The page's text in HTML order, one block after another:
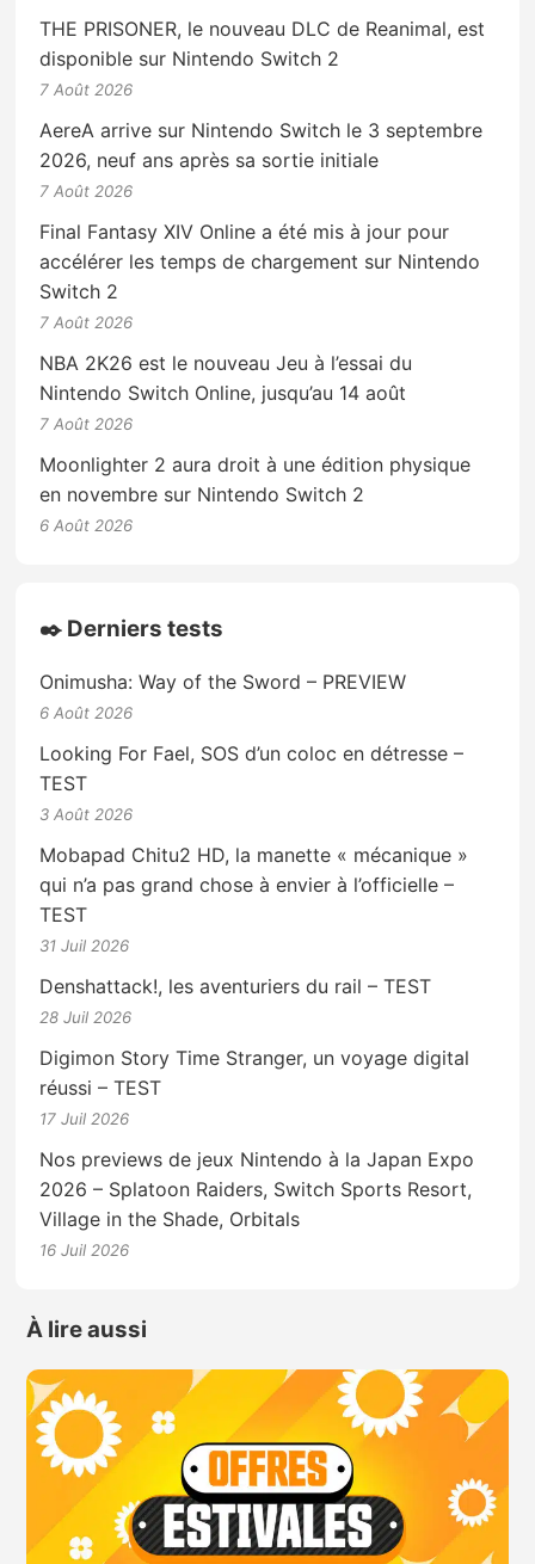
THE PRISONER, le nouveau DLC de Reanimal, est
disponible sur Nintendo Switch 2
7 Août 2026
AereA arrive sur Nintendo Switch le 3 septembre
2026, neuf ans après sa sortie initiale
7 Août 2026
Final Fantasy XIV Online a été mis à jour pour
accélérer les temps de chargement sur Nintendo
Switch 2
7 Août 2026
NBA 2K26 est le nouveau Jeu à l’essai du
Nintendo Switch Online, jusqu’au 14 août
7 Août 2026
Moonlighter 2 aura droit à une édition physique
en novembre sur Nintendo Switch 2
6 Août 2026
✒️ Derniers tests
Onimusha: Way of the Sword – PREVIEW
6 Août 2026
Looking For Fael, SOS d’un coloc en détresse –
TEST
3 Août 2026
Mobapad Chitu2 HD, la manette « mécanique »
qui n’a pas grand chose à envier à l’officielle –
TEST
31 Juil 2026
Denshattack!, les aventuriers du rail – TEST
28 Juil 2026
Digimon Story Time Stranger, un voyage digital
réussi – TEST
17 Juil 2026
Nos previews de jeux Nintendo à la Japan Expo
2026 – Splatoon Raiders, Switch Sports Resort,
Village in the Shade, Orbitals
16 Juil 2026
À lire aussi